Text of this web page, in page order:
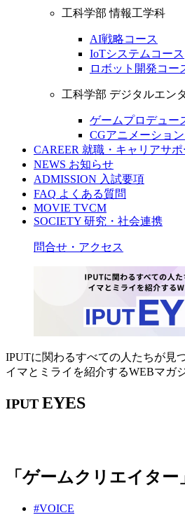
工科学部 情報工学科
AI戦略コース
IoTシステムコース
ロボット開発コー
工科学部 デジタルエン
ゲームプロデュー
CGアニメーショ
CAREER 就職・キャリアサポ
NEWS お知らせ
ADMISSION 入試要項
FAQ よくある質問
MOVIE TVCM
SOCIETY 研究・社会連携
問合せ・アクセス
IPUTに関わるすべての人たちが見
イマとミライを紹介するWEBマガ
IPUT EYES
「ゲームクリエイタ
#VOICE